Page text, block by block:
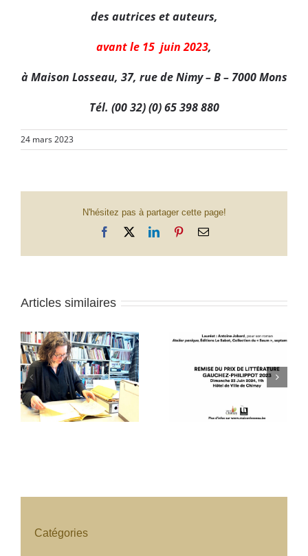
des autrices et auteurs,
avant le 15 juin 2023,
à Maison Losseau, 37, rue de Nimy – B – 7000 Mons
Tél. (00 32) (0) 65 398 880
24 mars 2023
N'hésitez pas à partager cette page!
Facebook LinkedInPinterestEmail
Articles similaires
Prix Gauchez-Philippot
2023 – Atelier panique
couronné !
APPEL À
RÉSIDENCES
D’ARTISTES – ‘ART
NOUVEAU AS A NEW
EUTOPIA’
Catégories